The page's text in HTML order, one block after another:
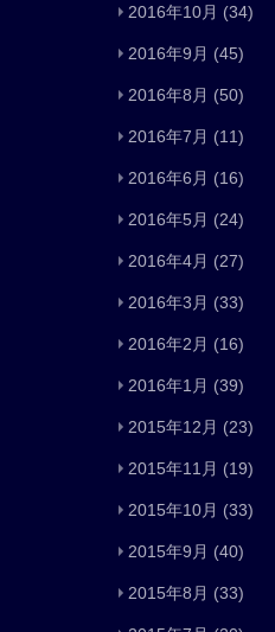
2016年10月 (34)
2016年9月 (45)
2016年8月 (50)
2016年7月 (11)
2016年6月 (16)
2016年5月 (24)
2016年4月 (27)
2016年3月 (33)
2016年2月 (16)
2016年1月 (39)
2015年12月 (23)
2015年11月 (19)
2015年10月 (33)
2015年9月 (40)
2015年8月 (33)